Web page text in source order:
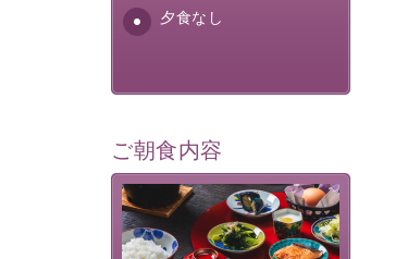
夕食なし
ご朝食内容
さっぱりとした和食膳に使わ
れる食材は、諏訪の名産品を